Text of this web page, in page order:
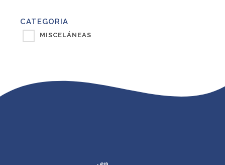
CATEGORIA
MISCELÁNEAS